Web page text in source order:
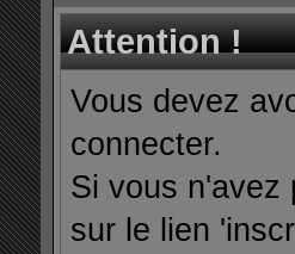
Attention !
Vous devez
connecter.
Si vous n'avez
sur le lien